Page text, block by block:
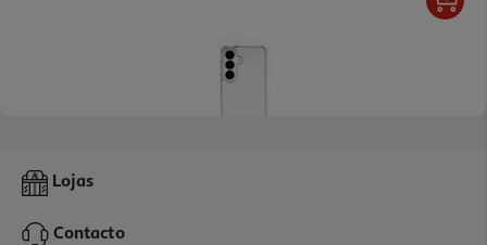
Capa Cellularline Samsung S26 Clearprotect
Lojas
Contacto